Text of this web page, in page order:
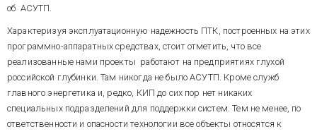
месяцев.
помощью тензометрического
Для этих целей в бункере
агрегата требуется
стабилизировать уровень
машины 2-го и 3-го этапов
измеряется индивидуальными
расходомерами.
параметром. На 1-м этапе это
соотношение дополнительно
корректируется по текущей
влажности входного потока
зерна таким образом, чтобы
стабилизировать выходную
влажность на заданном уровне.
центральном пункте
управления мельницей,
входят: интерактивная
настройка процесса,
аналоговых и дискретных
параметров оборудования,
аварийная блокировка и
сигнализация,
MISSING File Resource:
url=/images/images.aspx?
id_img=986
об АСУТП.
Характеризуя эксплуатационную надежность ПТК, построенных на этих
программно-аппаратных средствах, стоит отметить, что все
реализованные нами проекты работают на предприятиях глухой
российской глубинки. Там никогда не было АСУТП. Кроме служб
главного энергетика и, редко, КИП до сих пор нет никаких
специальных подразделений для поддержки систем. Тем не менее, по
ответственности и опасности технологии все объекты относятся к